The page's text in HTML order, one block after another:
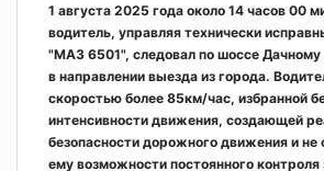
1 августа 2025 года около 14 часов 00
водитель, управляя технически
"МАЗ 6501", следовал по шоссе Дачному
в направлении выезда из города.
скоростью более 85км/час, избранной
интенсивности движения, создающей
безопасности дорожного движения и
ему возможности постоянного